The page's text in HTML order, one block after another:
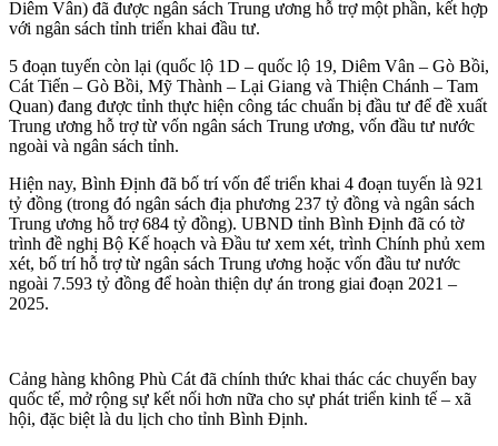
Diêm Vân) đã được ngân sách Trung ương hỗ trợ một phần, kết hợp
với ngân sách tỉnh triển khai đầu tư.
5 đoạn tuyến còn lại (quốc lộ 1D – quốc lộ 19, Diêm Vân – Gò Bồi,
Cát Tiến – Gò Bồi, Mỹ Thành – Lại Giang và Thiện Chánh – Tam
Quan) đang được tỉnh thực hiện công tác chuẩn bị đầu tư để đề xuất
Trung ương hỗ trợ từ vốn ngân sách Trung ương, vốn đầu tư nước
ngoài và ngân sách tỉnh.
Hiện nay, Bình Định đã bố trí vốn để triển khai 4 đoạn tuyến là 921
tỷ đồng (trong đó ngân sách địa phương 237 tỷ đồng và ngân sách
Trung ương hỗ trợ 684 tỷ đồng). UBND tỉnh Bình Định đã có tờ
trình đề nghị Bộ Kế hoạch và Đầu tư xem xét, trình Chính phủ xem
xét, bố trí hỗ trợ từ ngân sách Trung ương hoặc vốn đầu tư nước
ngoài 7.593 tỷ đồng để hoàn thiện dự án trong giai đoạn 2021 –
2025.
Cảng hàng không Phù Cát đã chính thức khai thác các chuyến bay
quốc tế, mở rộng sự kết nối hơn nữa cho sự phát triển kinh tế – xã
hội, đặc biệt là du lịch cho tỉnh Bình Định.